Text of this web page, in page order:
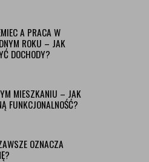
A PRACA W
ROKU – JAK
DOCHODY?
MIESZKANIU – JAK
FUNKCJONALNOŚĆ?
OZNACZA